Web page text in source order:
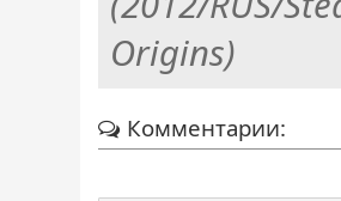
Origins)
Комментарии: